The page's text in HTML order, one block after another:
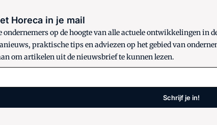
Horeca in je mail
op de hoogte van alle actuele ontwikkelingen in
praktische tips en adviezen op het gebied van
om artikelen uit de nieuwsbrief te kunnen lezen.
Schrijf je in!